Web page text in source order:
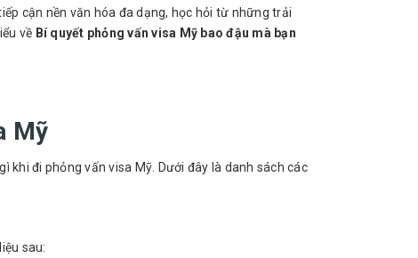
cận nền văn hóa đa dạng, học hỏi từ những trải
về Bí quyết phỏng vấn visa Mỹ bao đậu mà bạn
Mỹ
khi đi phỏng vấn visa Mỹ. Dưới đây là danh sách các
sau: